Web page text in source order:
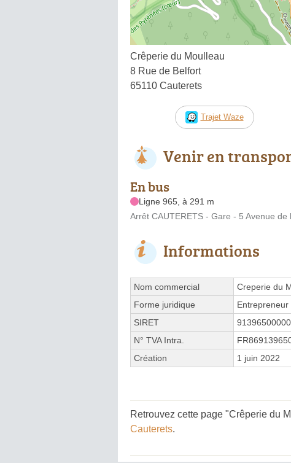
Crêperie du Moulleau
8 Rue de Belfort
65110 Cauterets
Trajet Waze
Venir en
En bus
Ligne 965, à 291 m
Arrêt CAUTERETS - Gare - 5 Avenue de
Informations
Nom commercial
Creperie du
Forme juridique
Entrepreneur
SIRET
N° TVA Intra.
Création
1 juin 2022
Retrouvez cette page "Crêperie du
Cauterets.